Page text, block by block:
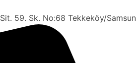
59. Sk. No:68 Tekkeköy/Samsun